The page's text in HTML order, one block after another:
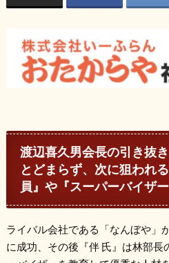
渡辺喜久男会長の引き抜
とどまらず、次に狙われ
員』や『スーパーバイザー
ライバル会社である「なんぼや」
に成功、その後『伴 氏』は林部